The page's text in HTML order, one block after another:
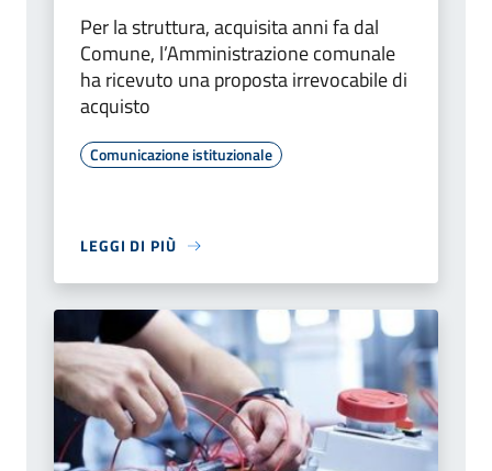
Per la struttura, acquisita anni fa dal
Comune, l’Amministrazione comunale
ha ricevuto una proposta irrevocabile di
acquisto
Comunicazione istituzionale
LEGGI DI PIÙ